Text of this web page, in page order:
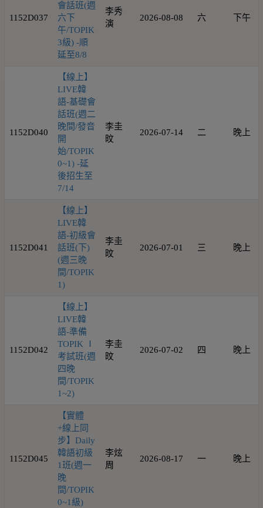
1152D037
會話班(週
六下
午/TOPIK
3級) -順
延至8/8
李秀
演
2026-08-08 六 下午
1152D040
【線上】
LIVE韓
語-基礎會
話班(週二
晚間/發音
開
始/TOPIK
0~1) -延
後招生至
7/14
李圭
旼
2026-07-14 二 晚上
1152D041
【線上】
LIVE韓
語-初級會
話班(下)
(週三晚
間/TOPIK
1)
李圭
旼
2026-07-01 三 晚上
1152D042
【線上】
LIVE韓
語-準備
TOPIK Ⅰ
考試班(週
四晚
間/TOPIK
1~2)
李圭
旼
2026-07-02 四 晚上
1152D045
【實體
+線上同
步】Daily
韓語初級
1班(週一
晚
間/TOPIK
0~1級)
李炫
周
2026-08-17 一 晚上